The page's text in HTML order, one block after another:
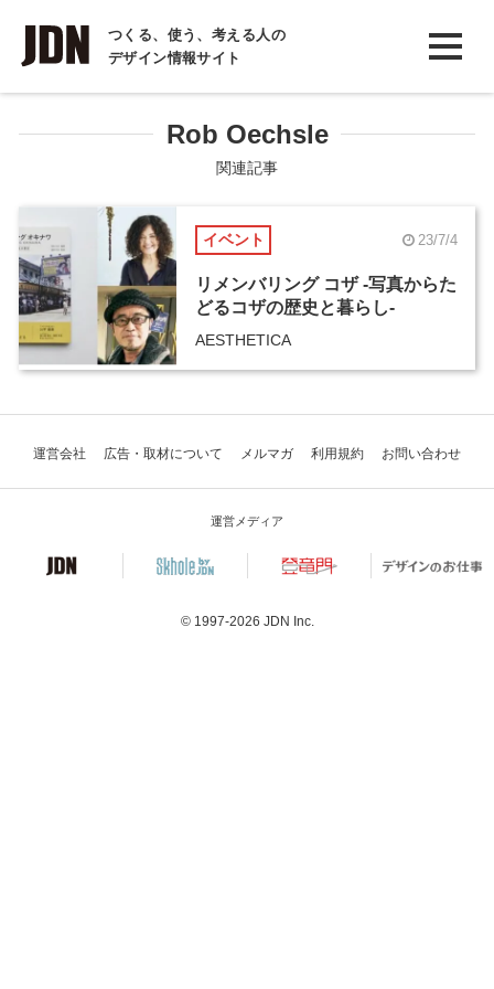
つくる、使う、考える人の
デザイン情報サイト
INTERVIEW
インタビュー
COLUMN
コラム
Rob Oechsle
関連記事
イベント 23/7/4
リメンバリング コザ -写真からた
どるコザの歴史と暮らし-
AESTHETICA
運営会社 広告・取材について メルマガ 利用規約 お問い合わせ
運営メディア
© 1997-2026 JDN Inc.